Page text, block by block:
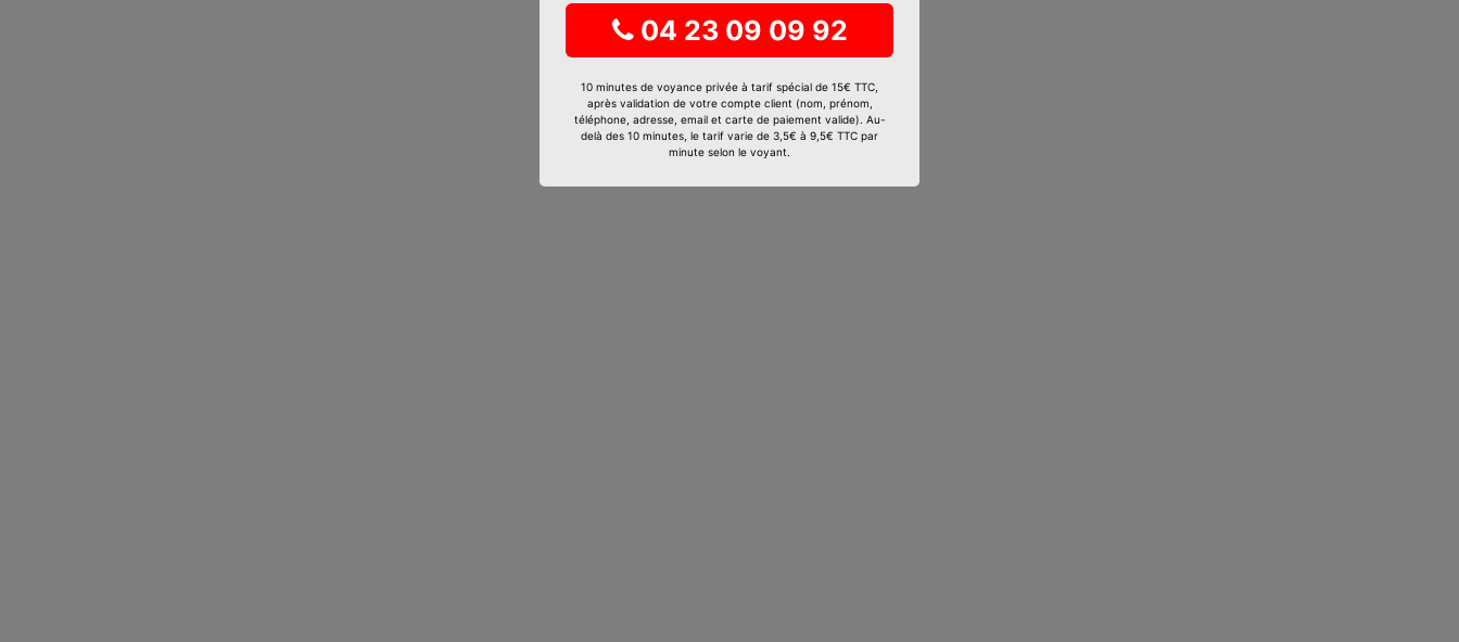
04 23 09 09 92
10 minutes de voyance privée à tarif spécial de 15€ TTC,
après validation de votre compte client (nom, prénom,
téléphone, adresse, email et carte de paiement valide). Au-
delà des 10 minutes, le tarif varie de 3,5€ à 9,5€ TTC par
minute selon le voyant.